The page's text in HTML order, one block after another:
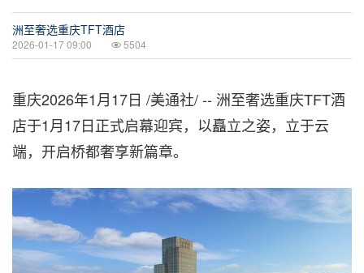
洲至奢选重庆TFT酒店
2026-01-17 09:00 5504
重庆2026年1月17日 /美通社/ -- 洲至奢选重庆TFT酒
店于1月17日正式启幕迎宾，以矗立之姿，立于云
端，开启桥都奢享新篇章。